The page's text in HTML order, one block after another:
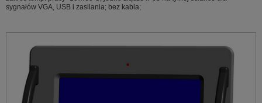
sygnałów VGA, USB i zasilania; bez kabla;